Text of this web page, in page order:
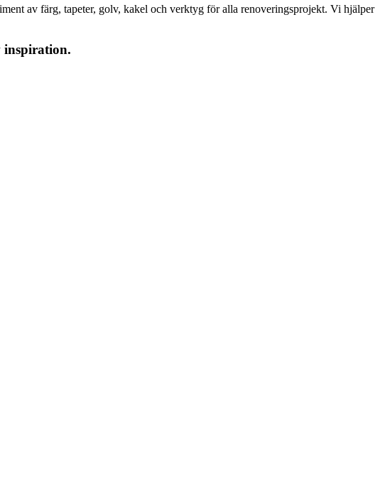
av färg, tapeter, golv, kakel och verktyg för alla renoveringsprojekt. Vi hjälper
inspiration.